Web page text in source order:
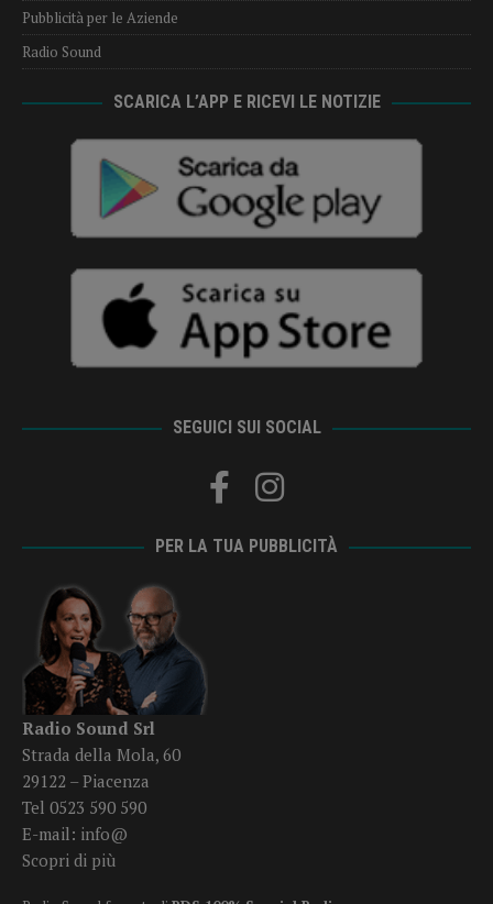
Pubblicità per le Aziende
Radio Sound
SCARICA L’APP E RICEVI LE NOTIZIE
SEGUICI SUI SOCIAL
PER LA TUA PUBBLICITÀ
Radio Sound Srl
Strada della Mola, 60
29122 – Piacenza
Tel 0523 590 590
E-mail: info@
Scopri di più